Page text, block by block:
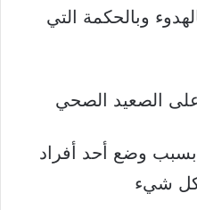
وبالحكمة التي
الصعيد الصحي
بسبب وضع أحد أفراد
كل شيء